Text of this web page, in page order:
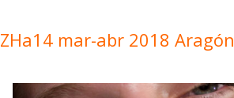
ZHa14 mar-abr 2018 Aragón